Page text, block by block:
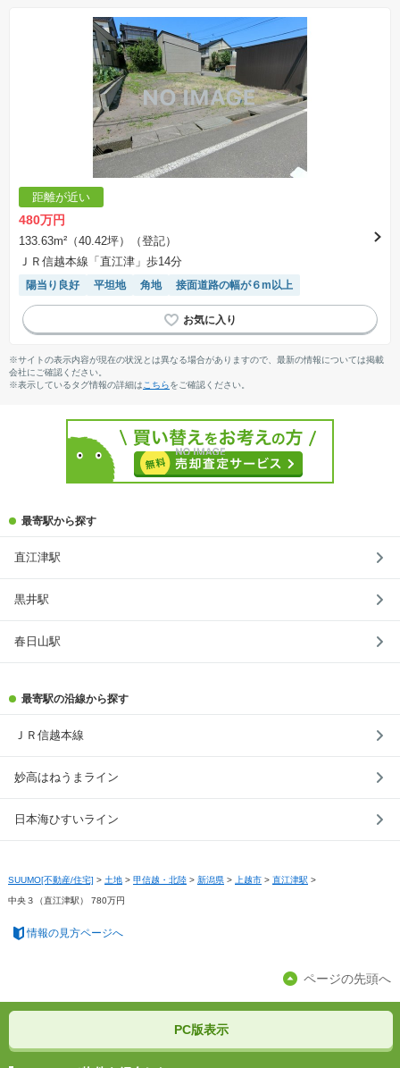
距離が近い
480万円
133.63m²（40.42坪）（登記）
ＪＲ信越本線「直江津」歩14分
陽当り良好 平坦地 角地 接面道路の幅が６m以上
※サイトの表示内容が現在の状況とは異なる場合がありますので、最新の情報については掲載
会社にご確認ください。
※表示しているタグ情報の詳細は こちらをご確認ください。
最寄駅から探す
直江津駅
黒井駅
春日山駅
最寄駅の沿線から探す
ＪＲ信越本線
妙高はねうまライン
日本海ひすいライン
SUUMO[不動産/住宅] > 土地 > 甲信越・北陸 > 新潟県 > 上越市 > 直江津駅 >
中央３（直江津駅） 780万円
情報の見方ページへ
ページの先頭へ
PC版表示